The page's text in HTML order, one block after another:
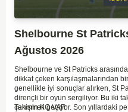
Shelbourne St
Ağustos 2026
Shelbourne ve St Patricks
dikkat çeken karşılaşmalarından
genellikle iyi sonuçlar alırken, St
dirençli bir oyun sergiliyor. Bu iki
çekişmeli geçiyor. Son yıllardaki
Tahmin KG VAR